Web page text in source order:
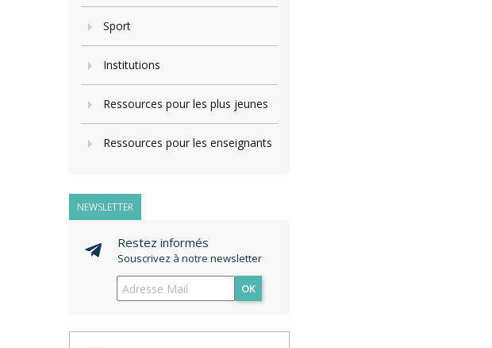
Sport
Institutions
Ressources pour les plus jeunes
Ressources pour les enseignants
NEWSLETTER
Restez informés
Souscrivez à notre newsletter
OK